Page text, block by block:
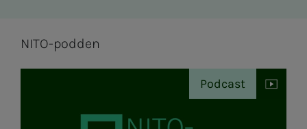
NITO-podden
Podcast